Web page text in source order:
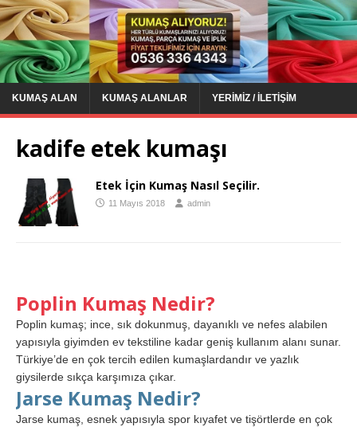
KUMAŞ ALAN KUMAŞ ALANLAR YERIMIZ / İLETIŞIM
kadife etek kumaşı
Etek İçin Kumaş Nasıl Seçilir.
11 Mayıs 2018 admin
Poplin Kumaş Nedir?
Poplin kumaş; ince, sık dokunmuş, dayanıklı ve nefes alabilen
yapısıyla giyimden ev tekstiline kadar geniş kullanım alanı sunar.
Türkiye’de en çok tercih edilen kumaşlardandır ve yazlık
giysilerde sıkça karşımıza çıkar.
Jarse Kumaş Nedir?
Jarse kumaş, esnek yapısıyla spor kıyafet ve tişörtlerde en çok